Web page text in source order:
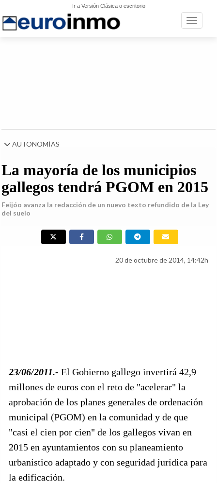
Ir a Versión Clásica o escritorio
Toggle
AUTONOMÍAS
La mayoría de los municipios
gallegos tendrá PGOM en 2015
Feijóo avanza la redacción de un nuevo texto refundido de la Ley
del suelo
20 de octubre de 2014, 14:42h
23/06/2011.- El Gobierno gallego invertirá 42,9
millones de euros con el reto de "acelerar" la
aprobación de los planes generales de ordenación
municipal (PGOM) en la comunidad y de que
"casi el cien por cien" de los gallegos vivan en
2015 en ayuntamientos con su planeamiento
urbanístico adaptado y con seguridad jurídica para
la edificación.